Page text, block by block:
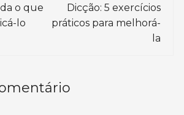
o que
lo
Dicção: 5 exercícios
práticos para melhorá-
la